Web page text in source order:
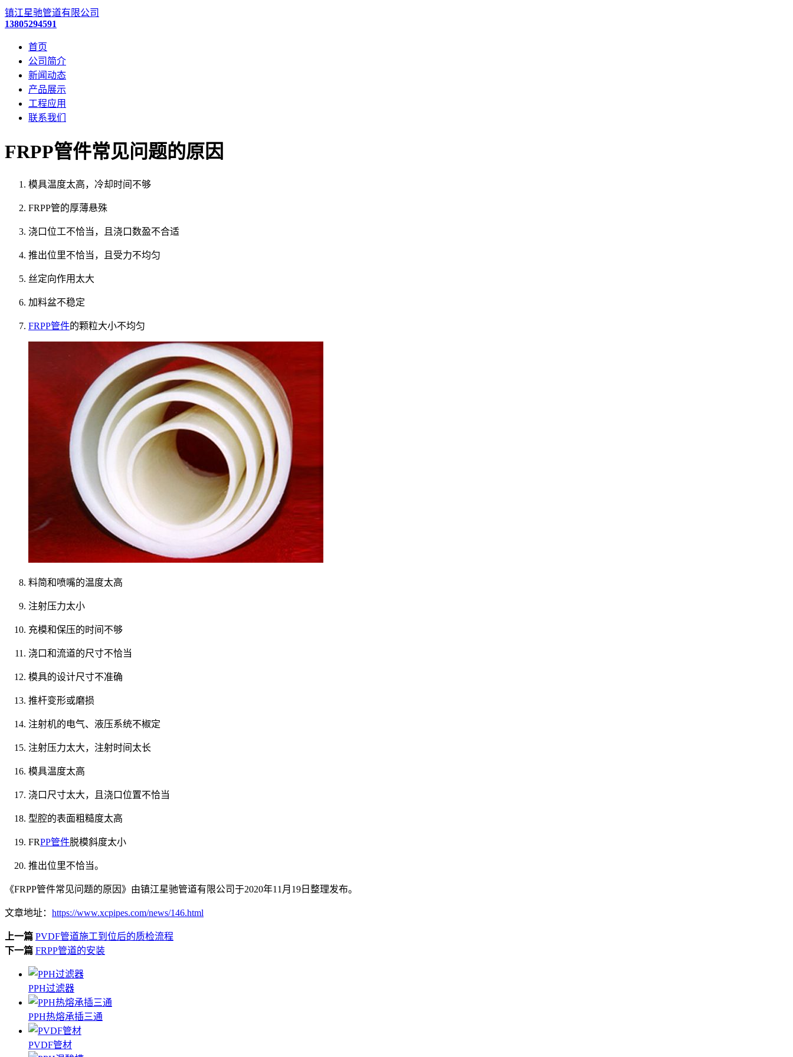
镇江星驰管道有限公司
13805294591
首页
公司简介
新闻动态
产品展示
工程应用
联系我们
FRPP管件常见问题的原因
模具温度太高，冷却时间不够
FRPP管的厚薄悬殊
浇口位工不恰当，且浇口数盈不合适
推出位里不恰当，且受力不均匀
丝定向作用太大
加料盆不稳定
FRPP管件的颗粒大小不均匀
料简和喷嘴的温度太高
注射压力太小
充模和保压的时间不够
浇口和流道的尺寸不恰当
模具的设计尺寸不准确
推杆变形或磨损
注射机的电气、液压系统不椒定
注射压力太大，注射时间太长
模具温度太高
浇口尺寸太大，且浇口位置不恰当
型腔的表面粗糙度太高
FRPP管件脱模斜度太小
推出位里不恰当。
《FRPP管件常见问题的原因》由镇江星驰管道有限公司于2020年11月19日整理发布。
文章地址： https://www.xcpipes.com/news/146.html
上一篇 PVDF管道施工到位后的质检流程
下一篇 FRPP管道的安装
PPH过滤器
PPH热熔承插三通
PVDF管材